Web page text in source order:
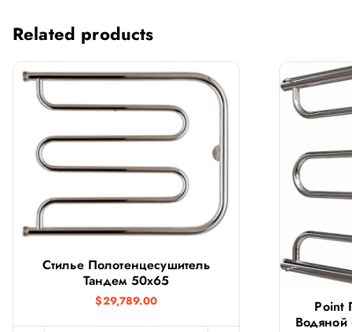
Related products
Стилье Полотенцесушитель
Тандем 50х65
$29,789.00
Point